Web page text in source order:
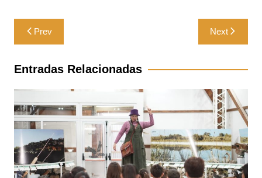
Navegación
de
entradas
Prev Next
Entradas Relacionadas